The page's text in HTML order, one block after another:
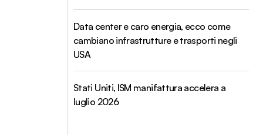
Data center e caro energia, ecco come
cambiano infrastrutture e trasporti negli
USA
Stati Uniti, ISM manifattura accelera a
luglio 2026